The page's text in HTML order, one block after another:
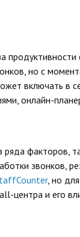
но с
включать в
онлайн-
ряда факторов,
звонков,
, но
центра и его